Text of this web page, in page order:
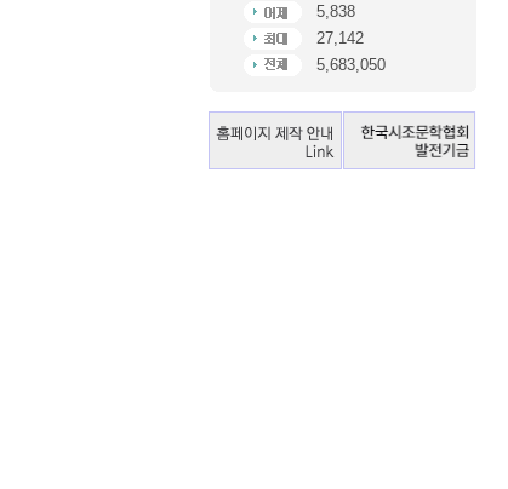
5,838
27,142
5,683,050